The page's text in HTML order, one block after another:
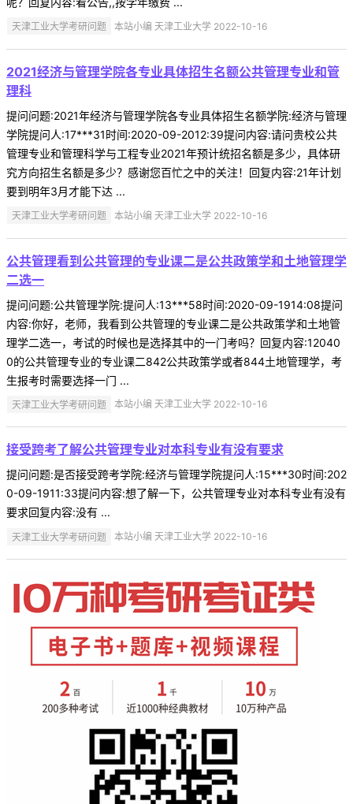
天津工业大学考研问题 本站小编 天津工业大学 2022-10-16
2021经济与管理学院各专业具体招生名额公共管理专业和管
理科
提问问题:2021年经济与管理学院各专业具体招生名额学院:经济与管理
学院提问人:17***31时间:2020-09-2012:39提问内容:请问贵校公共
管理专业和管理科学与工程专业2021年预计统招名额是多少，具体研
究方向招生名额是多少？感谢您百忙之中的关注！回复内容:21年计划
要到明年3月才能下达 ...
天津工业大学考研问题 本站小编 天津工业大学 2022-10-16
公共管理看到公共管理的专业课二是公共政策学和土地管理学
二选一
提问问题:公共管理学院:提问人:13***58时间:2020-09-1914:08提问
内容:你好，老师，我看到公共管理的专业课二是公共政策学和土地管
理学二选一，考试的时候也是选择其中的一门考吗？回复内容:12040
0的公共管理专业的专业课二842公共政策学或者844土地管理学，考
生报考时需要选择一门 ...
天津工业大学考研问题 本站小编 天津工业大学 2022-10-16
接受跨考了解公共管理专业对本科专业有没有要求
提问问题:是否接受跨考学院:经济与管理学院提问人:15***30时间:202
0-09-1911:33提问内容:想了解一下，公共管理专业对本科专业有没有
要求回复内容:没有 ...
天津工业大学考研问题 本站小编 天津工业大学 2022-10-16